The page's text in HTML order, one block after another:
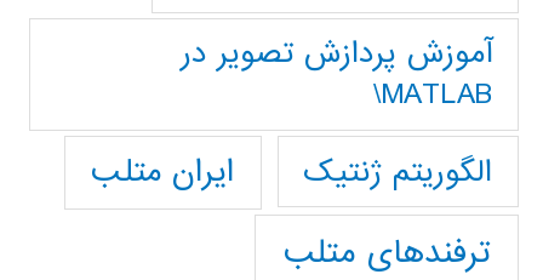
آموزش پردازش تصوير در
MATLAB\
الگوریتم ژنتیک
ایران متلب
ترفندهای متلب